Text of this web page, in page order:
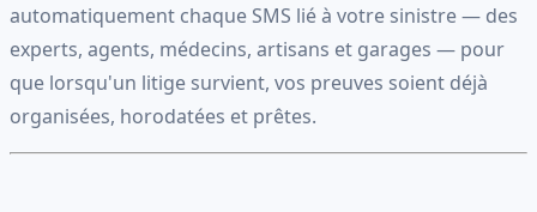
automatiquement chaque SMS lié à votre sinistre — des
experts, agents, médecins, artisans et garages — pour
que lorsqu'un litige survient, vos preuves soient déjà
organisées, horodatées et prêtes.